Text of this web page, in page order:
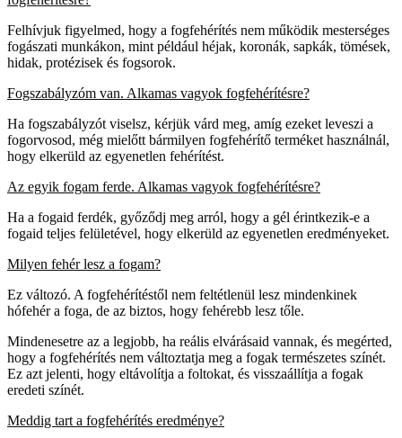
Felhívjuk figyelmed, hogy a fogfehérítés nem működik mesterséges
fogászati munkákon, mint például héjak, koronák, sapkák, tömések,
hidak, protézisek és fogsorok.
Fogszabályzóm van. Alkamas vagyok fogfehérítésre?
Ha fogszabályzót viselsz, kérjük várd meg, amíg ezeket leveszi a
fogorvosod, még mielőtt bármilyen fogfehérítő terméket használnál,
hogy elkerüld az egyenetlen fehérítést.
Az egyik fogam ferde. Alkamas vagyok fogfehérítésre?
Ha a fogaid ferdék, győződj meg arról, hogy a gél érintkezik-e a
fogaid teljes felületével, hogy elkerüld az egyenetlen eredményeket.
Milyen fehér lesz a fogam?
Ez változó. A fogfehérítéstől nem feltétlenül lesz mindenkinek
hófehér a foga, de az biztos, hogy fehérebb lesz tőle.
Mindenesetre az a legjobb, ha reális elvárásaid vannak, és megérted,
hogy a fogfehérítés nem változtatja meg a fogak természetes színét.
Ez azt jelenti, hogy eltávolítja a foltokat, és visszaállítja a fogak
eredeti színét.
Meddig tart a fogfehérítés eredménye?